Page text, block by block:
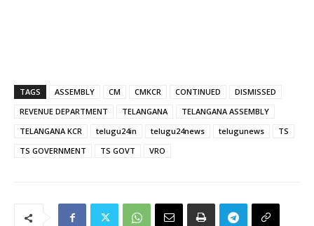
TAGS ASSEMBLY CM CMKCR CONTINUED
DISMISSED
REVENUE DEPARTMENT
TELANGANA
TELANGANA ASSEMBLY
TELANGANA KCR
telugu24in telugu24news telugunews
TS
TS GOVERNMENT
TS GOVT VRO